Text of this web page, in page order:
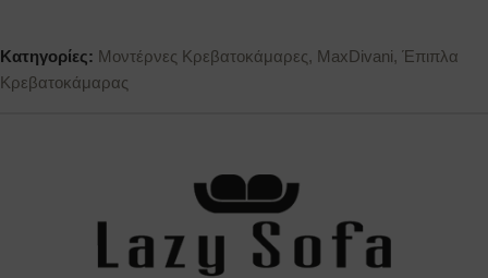
Κατηγορίες: Μοντέρνες Κρεβατοκάμαρες, MaxDivani, Έπιπλα
Κρεβατοκάμαρας